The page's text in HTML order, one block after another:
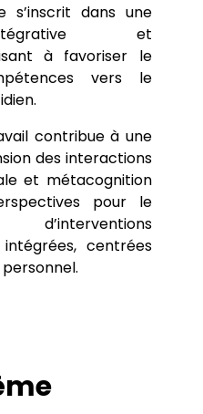
s’inscrit dans une
et
à favoriser le
vers le
contribue à une
des interactions
et métacognition
pour le
centrées